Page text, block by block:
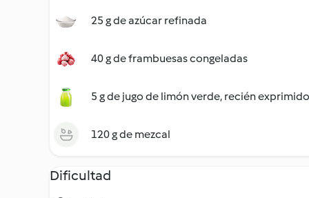
25 g de azúcar refinada
40 g de frambuesas congeladas
5 g de jugo de limón verde, recién exprimido
120 g de mezcal
Dificultad